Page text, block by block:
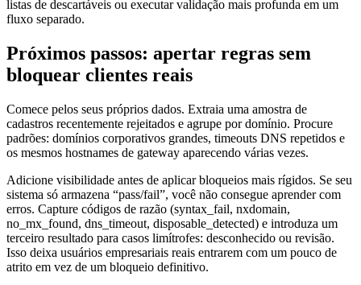
listas de descartáveis ou executar validação mais profunda em um
fluxo separado.
Próximos passos: apertar regras sem
bloquear clientes reais
Comece pelos seus próprios dados. Extraia uma amostra de
cadastros recentemente rejeitados e agrupe por domínio. Procure
padrões: domínios corporativos grandes, timeouts DNS repetidos e
os mesmos hostnames de gateway aparecendo várias vezes.
Adicione visibilidade antes de aplicar bloqueios mais rígidos. Se seu
sistema só armazena “pass/fail”, você não consegue aprender com
erros. Capture códigos de razão (syntax_fail, nxdomain,
no_mx_found, dns_timeout, disposable_detected) e introduza um
terceiro resultado para casos limítrofes: desconhecido ou revisão.
Isso deixa usuários empresariais reais entrarem com um pouco de
atrito em vez de um bloqueio definitivo.